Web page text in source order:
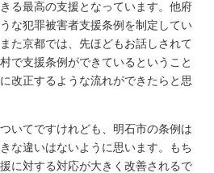
る最高の支援となっています。他府
な犯罪被害者支援条例を制定してい
た京都では、先ほどもお話しされて
で支援条例ができているということ
改正するような流れができたらと思
いてですけれども、明石市の条例は
な違いはないように思います。もち
に対する対応が大きく改善されるで